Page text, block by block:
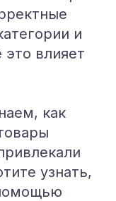
и
влияет
как
узнать,